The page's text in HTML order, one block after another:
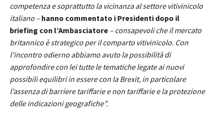
competenza e soprattutto la vicinanza al settore vitivinicolo
italiano – hanno commentato i Presidenti dopo il
briefing con l’Ambasciatore – consapevoli che il mercato
britannico è strategico per il comparto vitivinicolo. Con
l’incontro odierno abbiamo avuto la possibilità di
approfondire con lei tutte le tematiche legate ai nuovi
possibili equilibri in essere con la Brexit, in particolare
l’assenza di barriere tariffarie e non tariffarie e la protezione
delle indicazioni geografiche”.